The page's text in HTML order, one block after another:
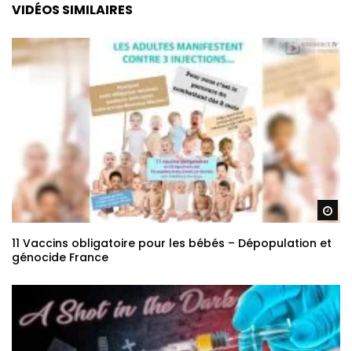
VIDÉOS SIMILAIRES
11 Vaccins obligatoire pour les bébés – Dépopulation et
génocide France